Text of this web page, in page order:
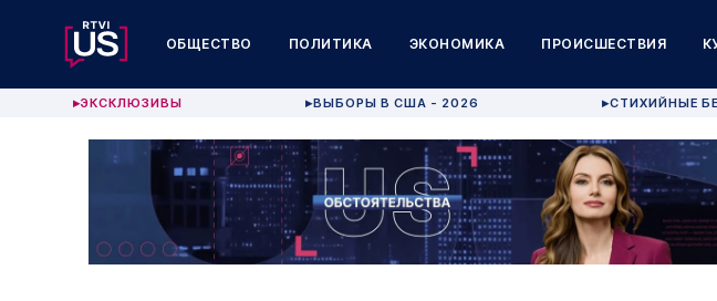
ОБЩЕСТВО ПОЛИТИКА ЭКОНОМИКА ПРОИСШЕСТВИЯ
▶ЭКСКЛЮЗИВЫ ▶ВЫБОРЫ В США - 2026 ▶СТИХИЙНЫЕ